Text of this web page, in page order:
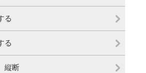
る
る
縦断